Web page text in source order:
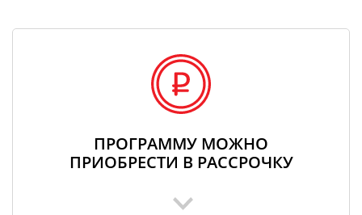
ПРОГРАММУ МОЖНО
ПРИОБРЕСТИ В РАССРОЧКУ